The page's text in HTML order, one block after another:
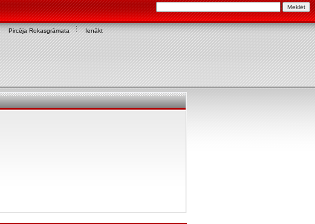
Pircēja Rokasgrāmata Ienākt